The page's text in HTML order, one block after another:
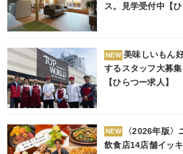
ス。見学受付中【ひ
NEW 美味しいもん
するスタッフ大募
【ひらつー求人】
NEW
〈2026年版
飲食店14店舗イッ